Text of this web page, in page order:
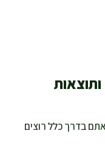
בדרך כלל רוצים